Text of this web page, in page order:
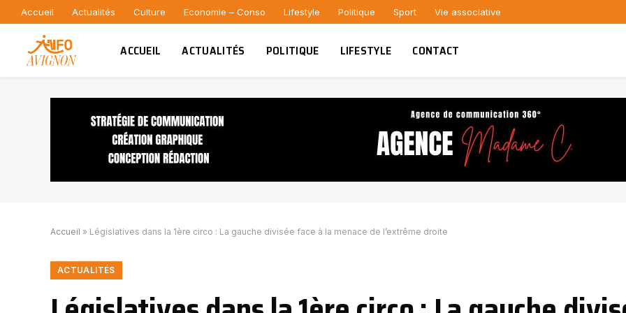
Accueil Actualités Culture Economie – Conso Lifestyle Politique Sport Vie associative
ACCUEIL ACTUALITÉS POLITIQUE LIFESTYLE CONTACT
Accueil » Législatives dans la 1ère circo : La gauche divisée face à la menace de l’extrême droite
ACTUALITÉS